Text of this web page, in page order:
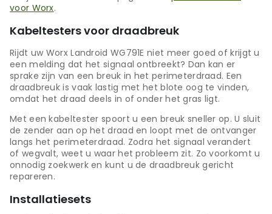
voor Worx.
Kabeltesters voor draadbreuk
Rijdt uw Worx Landroid WG791E niet meer goed of krijgt u
een melding dat het signaal ontbreekt? Dan kan er
sprake zijn van een breuk in het perimeterdraad. Een
draadbreuk is vaak lastig met het blote oog te vinden,
omdat het draad deels in of onder het gras ligt.
Met een kabeltester spoort u een breuk sneller op. U sluit
de zender aan op het draad en loopt met de ontvanger
langs het perimeterdraad. Zodra het signaal verandert
of wegvalt, weet u waar het probleem zit. Zo voorkomt u
onnodig zoekwerk en kunt u de draadbreuk gericht
repareren.
Installatiesets